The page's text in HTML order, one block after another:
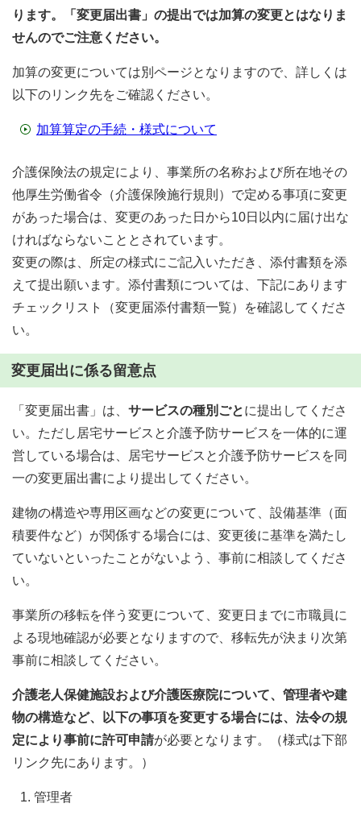
ります。「変更届出書」の提出では加算の変更とはなりま
せんのでご注意ください。
加算の変更については別ページとなりますので、詳しくは
以下のリンク先をご確認ください。
加算算定の手続・様式について
介護保険法の規定により、事業所の名称および所在地その
他厚生労働省令（介護保険施行規則）で定める事項に変更
があった場合は、変更のあった日から10日以内に届け出な
ければならないこととされています。
変更の際は、所定の様式にご記入いただき、添付書類を添
えて提出願います。添付書類については、下記にあります
チェックリスト（変更届添付書類一覧）を確認してくださ
い。
変更届出に係る留意点
「変更届出書」は、 サービスの種別ごとに提出してくださ
い。ただし居宅サービスと介護予防サービスを一体的に運
営している場合は、居宅サービスと介護予防サービスを同
一の変更届出書により提出してください。
建物の構造や専用区画などの変更について、設備基準（面
積要件など）が関係する場合には、変更後に基準を満たし
ていないといったことがないよう、事前に相談してくださ
い。
事業所の移転を伴う変更について、変更日までに市職員に
よる現地確認が必要となりますので、移転先が決まり次第
事前に相談してください。
介護老人保健施設および介護医療院について、管理者や建
物の構造など、以下の事項を変更する場合には、法令の規
定により事前に許可申請が必要となります。（様式は下部
リンク先にあります。）
管理者